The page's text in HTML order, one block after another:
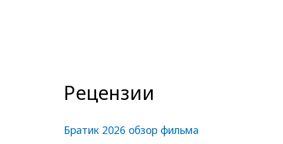
Рецензии
Братик 2026 обзор фильма